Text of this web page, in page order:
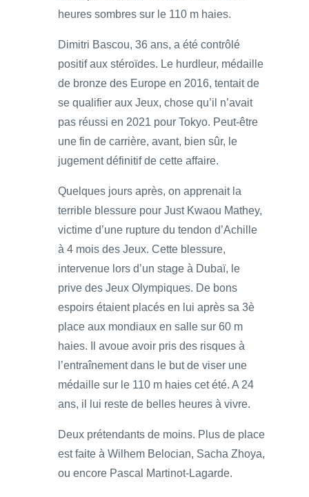
heures sombres sur le 110 m haies.
Dimitri Bascou, 36 ans, a été contrôlé
positif aux stéroïdes. Le hurdleur, médaille
de bronze des Europe en 2016, tentait de
se qualifier aux Jeux, chose qu’il n’avait
pas réussi en 2021 pour Tokyo. Peut-être
une fin de carrière, avant, bien sûr, le
jugement définitif de cette affaire.
Quelques jours après, on apprenait la
terrible blessure pour Just Kwaou Mathey,
victime d’une rupture du tendon d’Achille
à 4 mois des Jeux. Cette blessure,
intervenue lors d’un stage à Dubaï, le
prive des Jeux Olympiques. De bons
espoirs étaient placés en lui après sa 3è
place aux mondiaux en salle sur 60 m
haies. Il avoue avoir pris des risques à
l’entraînement dans le but de viser une
médaille sur le 110 m haies cet été. A 24
ans, il lui reste de belles heures à vivre.
Deux prétendants de moins. Plus de place
est faite à Wilhem Belocian, Sacha Zhoya,
ou encore Pascal Martinot-Lagarde.